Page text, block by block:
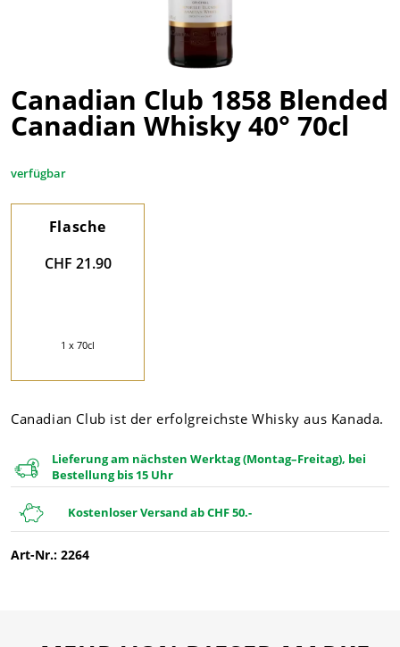
Canadian Club 1858 Blended
Canadian Whisky 40° 70cl
verfügbar
Flasche
CHF 21.90
1 x 70cl
Canadian Club ist der erfolgreichste Whisky aus Kanada.
Lieferung am nächsten Werktag (Montag–Freitag), bei
Bestellung bis 15 Uhr
Kostenloser Versand ab CHF 50.-
Art-Nr.: 2264